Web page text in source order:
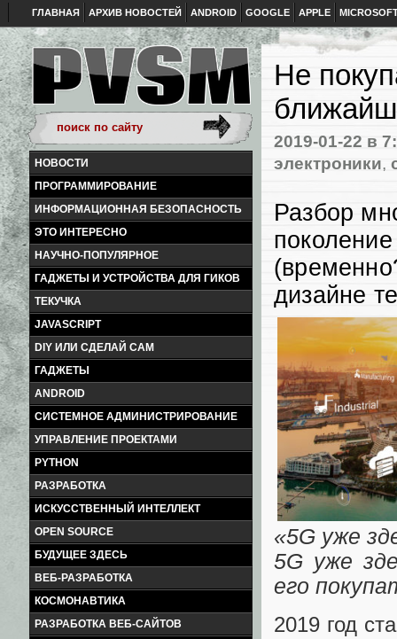
ГЛАВНАЯ АРХИВ НОВОСТЕЙ ANDROID GOOGLE APPLE
НОВОСТИ
ПРОГРАММИРОВАНИЕ
ИНФОРМАЦИОННАЯ БЕЗОПАСНОСТЬ
ЭТО ИНТЕРЕСНО
НАУЧНО-ПОПУЛЯРНОЕ
ГАДЖЕТЫ И УСТРОЙСТВА ДЛЯ ГИКОВ
ТЕКУЧКА
JAVASCRIPT
DIY ИЛИ СДЕЛАЙ САМ
ГАДЖЕТЫ
ANDROID
СИСТЕМНОЕ АДМИНИСТРИРОВАНИЕ
УПРАВЛЕНИЕ ПРОЕКТАМИ
PYTHON
РАЗРАБОТКА
ИСКУССТВЕННЫЙ ИНТЕЛЛЕКТ
OPEN SOURCE
БУДУЩЕЕ ЗДЕСЬ
ВЕБ-РАЗРАБОТКА
КОСМОНАВТИКА
РАЗРАБОТКА ВЕБ-САЙТОВ
Не
2019-01-22 в
электроники,
Разбор
дизайне
«5G уже
5G уже
его
2019 год